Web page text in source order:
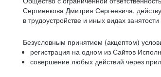
Сергиенкова Дмитрия Сергеевича,
в трудоустройстве и иных видах
Безусловным принятием (акцептом)
регистрация на одном из Сайтов
совершение любых действий через